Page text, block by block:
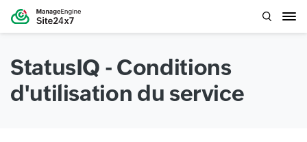
StatusIQ - Conditions
d'utilisation du service